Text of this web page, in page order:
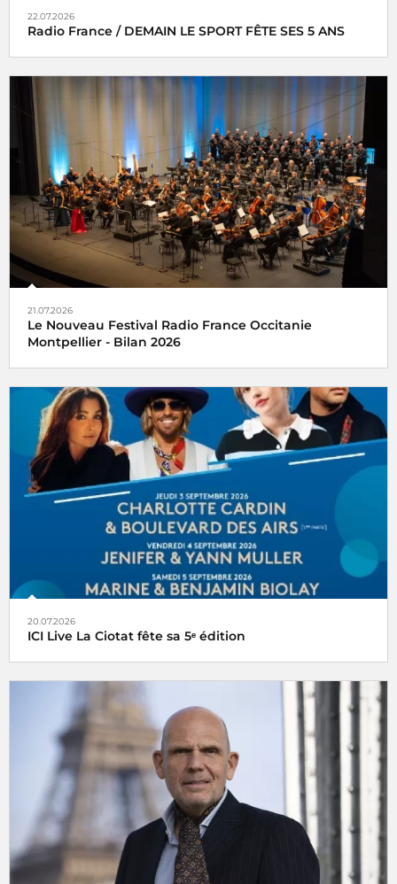
22.07.2026
Radio France / DEMAIN LE SPORT FÊTE SES 5 ANS
21.07.2026
Le Nouveau Festival Radio France Occitanie
Montpellier - Bilan 2026
20.07.2026
ICI Live La Ciotat fête sa 5ᵉ édition